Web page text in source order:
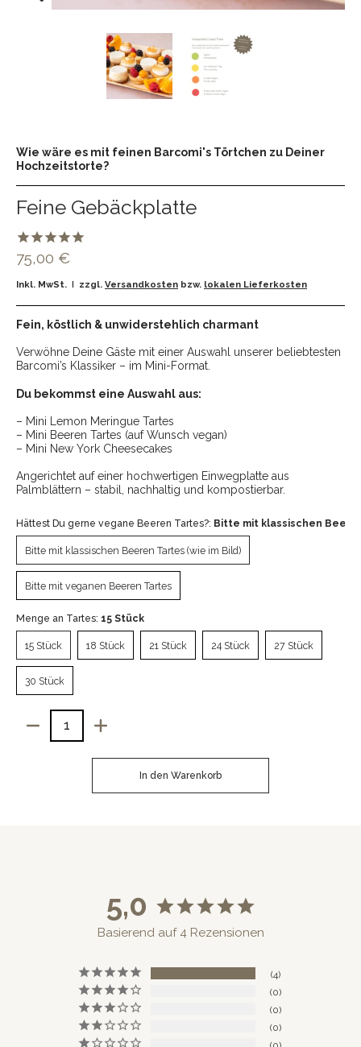
Wie wäre es mit feinen Barcomi's Törtchen zu Deiner
Hochzeitstorte?
Feine Gebäckplatte
75,00 €
Inkl. MwSt. zzgl. Versandkosten bzw. lokalen Lieferkosten
Fein, köstlich & unwiderstehlich charmant
Verwöhne Deine Gäste mit einer Auswahl unserer beliebtesten
Barcomi’s Klassiker – im Mini-Format.
Du bekommst eine Auswahl aus:
– Mini Lemon Meringue Tartes
– Mini Beeren Tartes (auf Wunsch vegan)
– Mini New York Cheesecakes
Angerichtet auf einer hochwertigen Einwegplatte aus
Palmblättern – stabil, nachhaltig und kompostierbar.
Hättest Du gerne vegane Beeren Tartes?: Bitte mit klassischen
Bitte mit klassischen Beeren Tartes (wie im Bild)
Bitte mit veganen Beeren Tartes
Bitte mit veganen Beeren Tartes
Menge an Tartes: 15 Stück
15 Stück 18 Stück
18 Stück
21 Stück 24 Stück 27 Stück
30 Stück
30 Stück
In den Warenkorb
5,0
Basierend auf 4 Rezensionen
4
0
0
0